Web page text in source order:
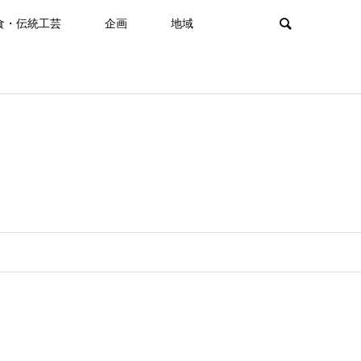
・伝統工芸 企画 地域